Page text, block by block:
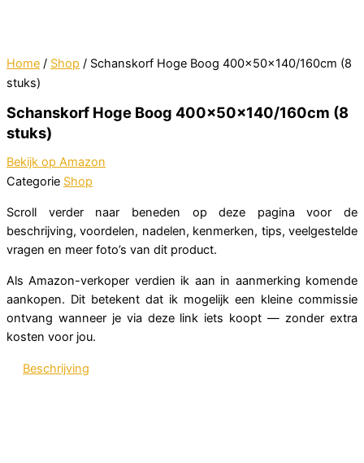
Home / Shop / Schanskorf Hoge Boog 400x50x140/160cm (8
stuks)
Schanskorf Hoge Boog 400x50x140/160cm (8
stuks)
Bekijk op Amazon
Categorie Shop
Scroll verder naar beneden op deze pagina voor de
beschrijving, voordelen, nadelen, kenmerken, tips, veelgestelde
vragen en meer foto’s van dit product.
Als Amazon-verkoper verdien ik aan in aanmerking komende
aankopen. Dit betekent dat ik mogelijk een kleine commissie
ontvang wanneer je via deze link iets koopt — zonder extra
kosten voor jou.
Beschrijving